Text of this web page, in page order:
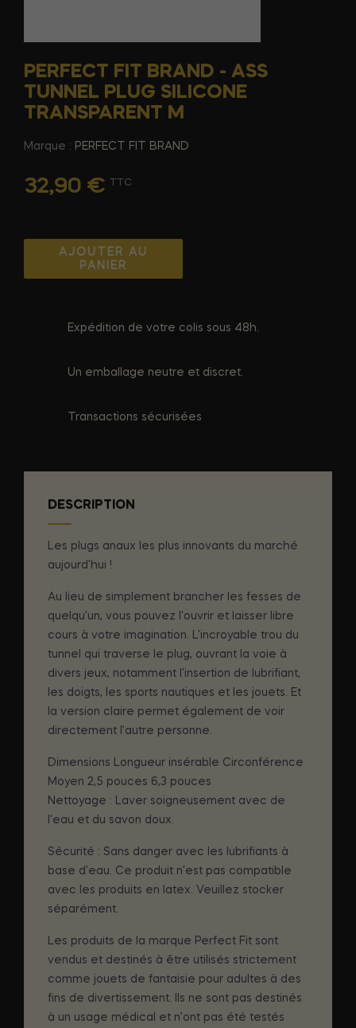
PERFECT FIT BRAND - ASS
TUNNEL PLUG SILICONE
TRANSPARENT M
Marque : PERFECT FIT BRAND
32,90 € TTC
AJOUTER AU
PANIER
Expédition de votre colis sous 48h.
Un emballage neutre et discret.
Transactions sécurisées
DESCRIPTION
Les plugs anaux les plus innovants du marché
aujourd'hui !
Au lieu de simplement brancher les fesses de
quelqu'un, vous pouvez l'ouvrir et laisser libre
cours à votre imagination. L'incroyable trou du
tunnel qui traverse le plug, ouvrant la voie à
divers jeux, notamment l'insertion de lubrifiant,
les doigts, les sports nautiques et les jouets. Et
la version claire permet également de voir
directement l’autre personne.
Dimensions Longueur insérable Circonférence
Moyen 2,5 pouces 6,3 pouces
Nettoyage : Laver soigneusement avec de
l'eau et du savon doux.
Sécurité : Sans danger avec les lubrifiants à
base d'eau. Ce produit n'est pas compatible
avec les produits en latex. Veuillez stocker
séparément.
Les produits de la marque Perfect Fit sont
vendus et destinés à être utilisés strictement
comme jouets de fantaisie pour adultes à des
fins de divertissement. Ils ne sont pas destinés
à un usage médical et n’ont pas été testés